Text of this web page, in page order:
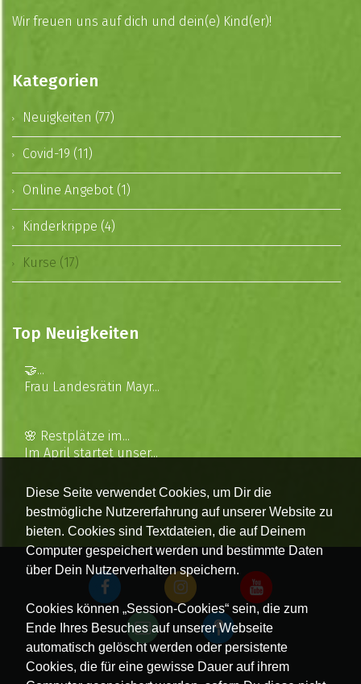
Diese Seite verwendet Cookies, um Dir die
bestmögliche Nutzererfahrung auf unserer Website zu
bieten. Cookies sind Textdateien, die auf Deinem
Computer gespeichert werden und bestimmte Daten
über Dein Nutzerverhalten speichern.
Cookies können „Session-Cookies“ sein, die zum
Ende Ihres Besuches auf unserer Webseite
automatisch gelöscht werden oder persistente
Cookies, die für eine gewisse Dauer auf ihrem
Wir freuen uns auf dich und dein(e) Kind(er)!
Kategorien
Neuigkeiten (77)
Covid-19 (11)
Online Angebot (1)
Kinderkrippe (4)
Kurse (17)
Top Neuigkeiten
🤝...
Frau Landesrätin Mayr...
🌸 Restplätze im...
Im April startet unser...